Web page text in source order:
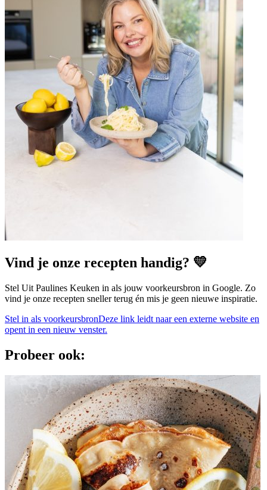
Vind je onze recepten handig? 💛
Stel Uit Paulines Keuken in als jouw voorkeursbron in Google. Zo
vind je onze recepten sneller terug én mis je geen nieuwe inspiratie.
Stel in als voorkeursbronDeze link leidt naar een externe website en
opent in een nieuw venster.
Probeer ook: